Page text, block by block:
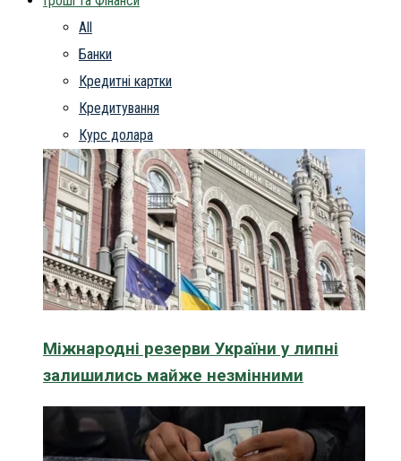
All
Банки
Кредитні картки
Кредитування
Курс долара
Міжнародні резерви України у липні
залишились майже незмінними